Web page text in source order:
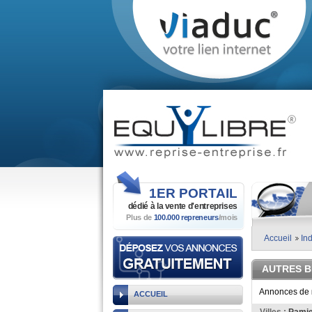
1ER PORTAIL
dédié à la vente d'entreprises
Plus de 100.000 repreneurs/mois
ACCUEIL
Accueil
AUTRES
Annonces de